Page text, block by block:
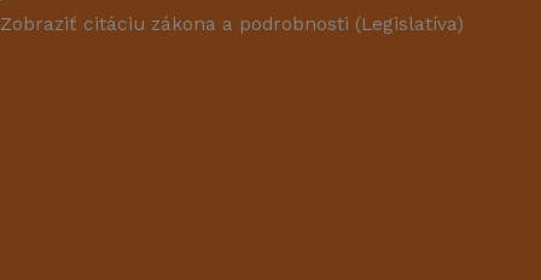
Zobraziť citáciu zákona a podrobnosti (Legislatíva)